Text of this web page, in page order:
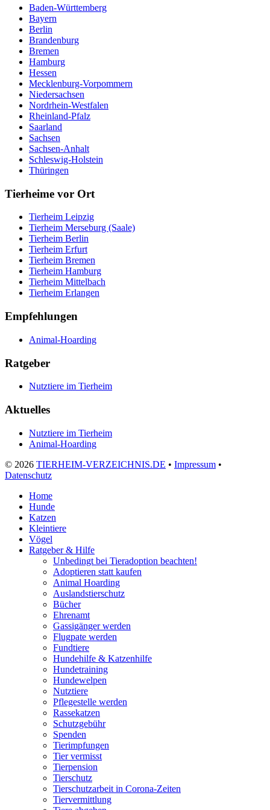
Baden-Württemberg
Bayern
Berlin
Brandenburg
Bremen
Hamburg
Hessen
Mecklenburg-Vorpommern
Niedersachsen
Nordrhein-Westfalen
Rheinland-Pfalz
Saarland
Sachsen
Sachsen-Anhalt
Schleswig-Holstein
Thüringen
Tierheime vor Ort
Tierheim Leipzig
Tierheim Merseburg (Saale)
Tierheim Berlin
Tierheim Erfurt
Tierheim Bremen
Tierheim Hamburg
Tierheim Mittelbach
Tierheim Erlangen
Empfehlungen
Animal-Hoarding
Ratgeber
Nutztiere im Tierheim
Aktuelles
Nutztiere im Tierheim
Animal-Hoarding
© 2026 TIERHEIM-VERZEICHNIS.DE • Impressum •
Datenschutz
Home
Hunde
Katzen
Kleintiere
Vögel
Ratgeber & Hilfe
Unbedingt bei Tieradoption beachten!
Adoptieren statt kaufen
Animal Hoarding
Auslandstierschutz
Bücher
Ehrenamt
Gassigänger werden
Flugpate werden
Fundtiere
Hundehilfe & Katzenhilfe
Hundetraining
Hundewelpen
Nutztiere
Pflegestelle werden
Rassekatzen
Schutzgebühr
Spenden
Tierimpfungen
Tier vermisst
Tierpension
Tierschutz
Tierschutzarbeit in Corona-Zeiten
Tiervermittlung